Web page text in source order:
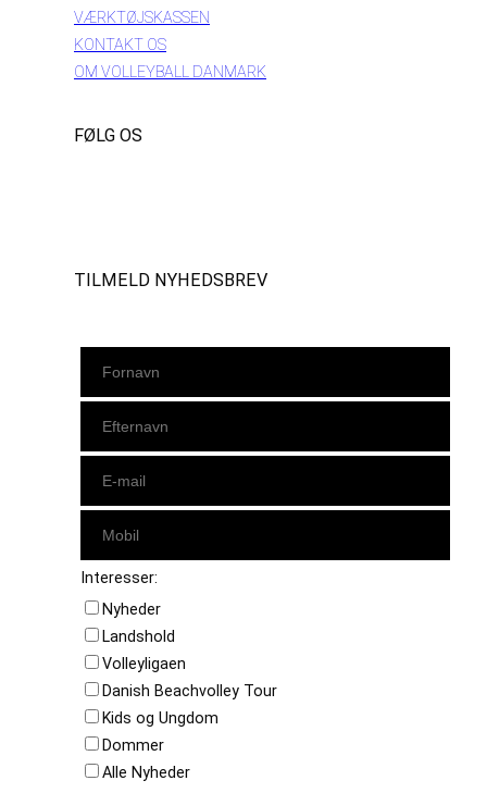
VÆRKTØJSKASSEN
KONTAKT OS
OM VOLLEYBALL DANMARK
FØLG OS
TILMELD NYHEDSBREV
Interesser:
Nyheder
Landshold
Volleyligaen
Danish Beachvolley Tour
Kids og Ungdom
Dommer
Alle Nyheder